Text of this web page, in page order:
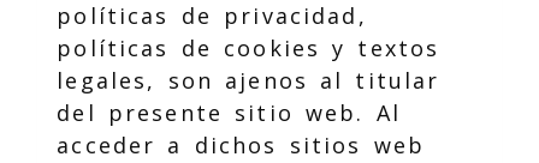
políticas de privacidad,
políticas de cookies y textos
legales, son ajenos al titular
del presente sitio web. Al
acceder a dichos sitios web